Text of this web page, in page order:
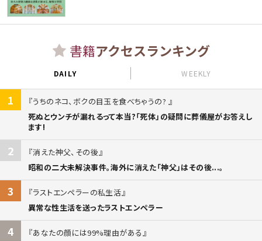
書籍アクセスランキング
DAILY WEEKLY
1
うちのネコ、ボクの目玉を食べちゃうの?
死ぬとウンチが漏れるって本当?「死体」の疑問に葬儀屋がお答えし
ます!
2
消えた神父、その後
昭和の二大未解決事件。海外に消えた「神父」はその後...。
3
ラストエンペラーの私生活
異常な性生活を送ったラストエンペラー
4
あなたの顔には99%理由がある